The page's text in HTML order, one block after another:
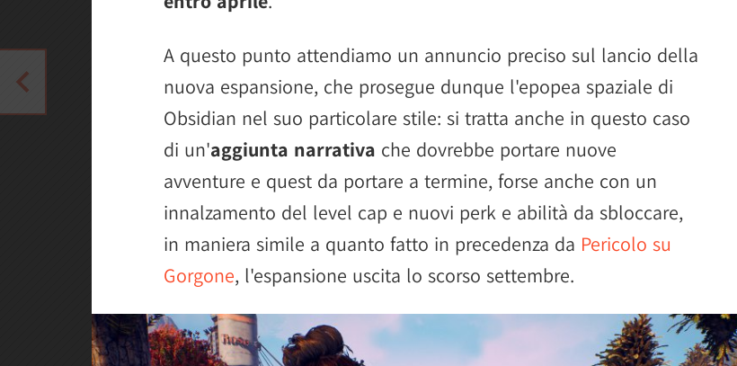
A questo punto attendiamo un annuncio preciso sul lancio della
nuova espansione, che prosegue dunque l'epopea spaziale di
Obsidian nel suo particolare stile: si tratta anche in questo caso
di un'aggiunta narrativa che dovrebbe portare nuove
avventure e quest da portare a termine, forse anche con un
innalzamento del level cap e nuovi perk e abilità da sbloccare,
in maniera simile a quanto fatto in precedenza da Pericolo su
Gorgone, l'espansione uscita lo scorso settembre.